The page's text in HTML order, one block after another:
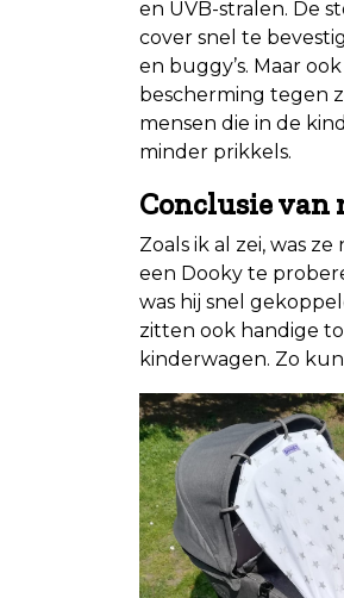
en UVB-stralen. De
cover snel te
en buggy’s. Maar
bescherming tegen
mensen die in de
minder prikkels.
Conclusie van
Zoals ik al zei, was
een Dooky te
was hij snel
zitten ook handige
kinderwagen. Zo